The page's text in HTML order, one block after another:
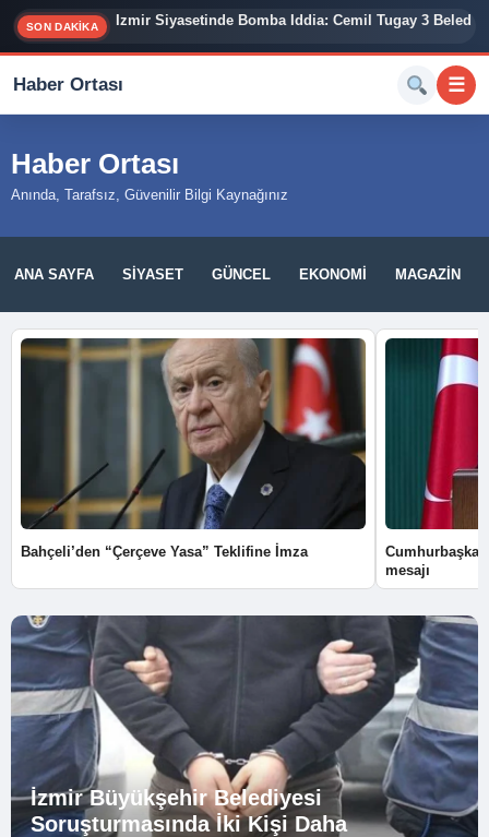
SON DAKİKA İzmir Siyasetinde Bomba İddia: Cemil Tugay 3
Haber Ortası ☰
Haber Ortası
Anında, Tarafsız, Güvenilir Bilgi Kaynağınız
ANA SAYFA SIYASET GÜNCEL EKONOMI MAGAZIN
Bahçeli’den “Çerçeve Yasa” Teklifine İmza
mesajı
İzmir Büyükşehir Belediyesi
Soruşturmasında İki Kişi Daha